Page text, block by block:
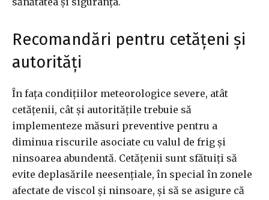
Recomandări pentru cetățeni și
autorități
În fața condițiilor meteorologice severe, atât
cetățenii, cât și autoritățile trebuie să
implementeze măsuri preventive pentru a
diminua riscurile asociate cu valul de frig și
ninsoarea abundentă. Cetățenii sunt sfătuiți să
evite deplasările neesențiale, în special în zonele
afectate de viscol și ninsoare, și să se asigure că